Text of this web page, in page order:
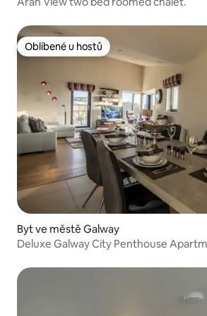
Oblíbené u hostů
Oblíbené u hostů
Byt ve městě Galway
Deluxe Galway City Penthouse